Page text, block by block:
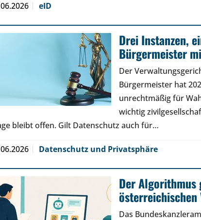
eID
Drei Instanzen,
Bürgermeister
Der
Bürgermeister hat
unrechtmäßig für
wichtig
bleibt offen. Gilt Datenschutz auch für…
Datenschutz und Privatsphäre
Der
österreichischen
Das